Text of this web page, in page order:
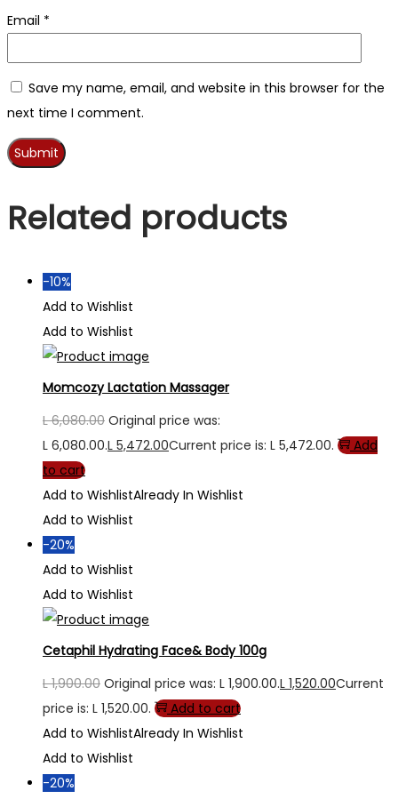
Email *
Save my name, email, and website in this browser for the
next time I comment.
Related products
-10%
Add to Wishlist
Add to Wishlist
Momcozy Lactation Massager
L6,080.00 Original price was:
L 6,080.00.L 5,472.00Current price is: L 5,472.00.
Add
to cart
Add to WishlistAlready In Wishlist
Add to Wishlist
-20%
Add to Wishlist
Add to Wishlist
Cetaphil Hydrating Face& Body 100g
L1,900.00 Original price was: L 1,900.00.L 1,520.00Current
price is: L 1,520.00.
Add to cart
Add to WishlistAlready In Wishlist
Add to Wishlist
-20%